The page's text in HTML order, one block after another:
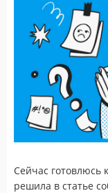
Сейчас готовлюсь
решила в статье